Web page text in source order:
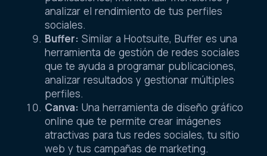
analizar el rendimiento de tus perfiles
sociales.
Buffer: Similar a Hootsuite, Buffer es una
herramienta de gestión de redes sociales
que te ayuda a programar publicaciones,
analizar resultados y gestionar múltiples
perfiles.
Canva: Una herramienta de diseño gráfico
online que te permite crear imágenes
atractivas para tus redes sociales, tu sitio
web y tus campañas de marketing.